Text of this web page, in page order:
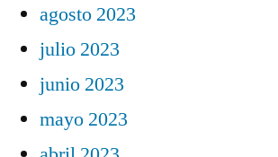
agosto 2023
julio 2023
junio 2023
mayo 2023